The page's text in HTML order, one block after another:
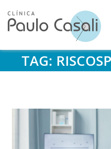
TAG: